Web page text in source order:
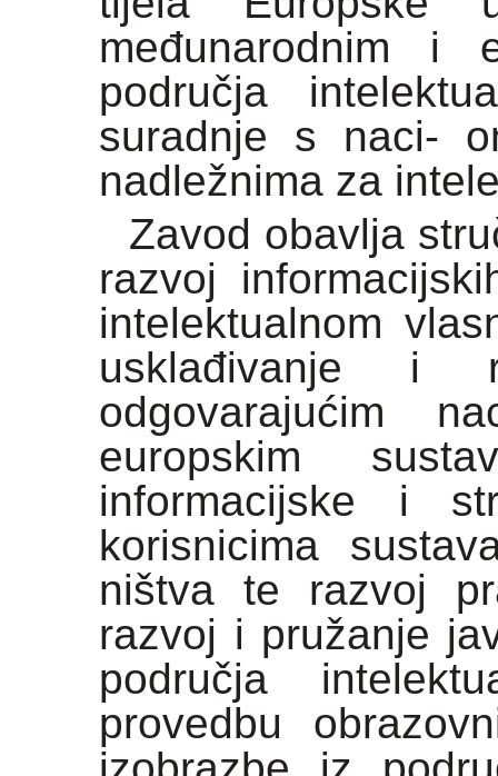
međunarodnim i
područja
suradnje s naci-
nadležnima za
Zavod obavlja
razvoj
intelektualnom
usklađivanje i
odgovarajućim
europskim
informacijske i
korisnicima
ništva te razvoj
razvoj i pružanje
područja
provedbu